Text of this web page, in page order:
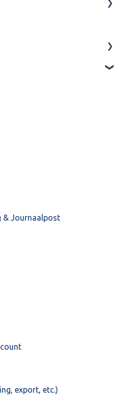
Lonen en overstap naar
& Journaalpost
export, etc.)